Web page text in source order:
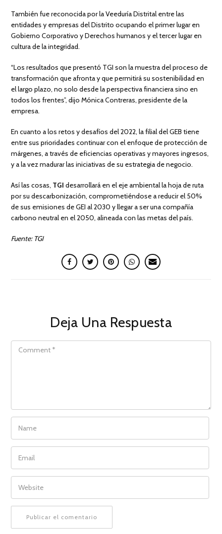
También fue reconocida por la Veeduría Distrital entre las
entidades y empresas del Distrito ocupando el primer lugar en
Gobierno Corporativo y Derechos humanos y el tercer lugar en
cultura de la integridad.
“Los resultados que presentó TGI son la muestra del proceso de
transformación que afronta y que permitirá su sostenibilidad en
el largo plazo, no solo desde la perspectiva financiera sino en
todos los frentes”, dijo Mónica Contreras, presidente de la
empresa.
En cuanto a los retos y desafíos del 2022, la filial del GEB tiene
entre sus prioridades continuar con el enfoque de protección de
márgenes, a través de eficiencias operativas y mayores ingresos,
y a la vez madurar las iniciativas de su estrategia de negocio.
Así las cosas, TGI desarrollará en el eje ambiental la hoja de ruta
por su descarbonización, comprometiéndose a reducir el 50%
de sus emisiones de GEI al 2030 y llegar a ser una compañía
carbono neutral en el 2050, alineada con las metas del país.
Fuente: TGI
Deja Una Respuesta
COMMENT
NAME
EMAIL
WEBSITE